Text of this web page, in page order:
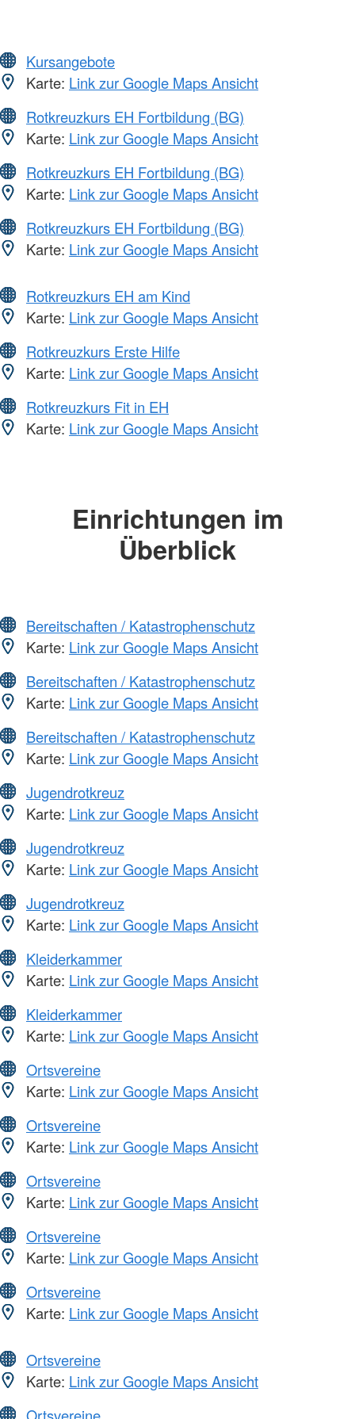
Kursangebote
Karte: Link zur Google Maps Ansicht
Rotkreuzkurs EH Fortbildung (BG)
Karte: Link zur Google Maps Ansicht
Rotkreuzkurs EH Fortbildung (BG)
Karte: Link zur Google Maps Ansicht
Rotkreuzkurs EH Fortbildung (BG)
Karte: Link zur Google Maps Ansicht
Rotkreuzkurs EH am Kind
Karte: Link zur Google Maps Ansicht
Rotkreuzkurs Erste Hilfe
Karte: Link zur Google Maps Ansicht
Rotkreuzkurs Fit in EH
Karte: Link zur Google Maps Ansicht
Einrichtungen im
Überblick
Bereitschaften / Katastrophenschutz
Karte: Link zur Google Maps Ansicht
Bereitschaften / Katastrophenschutz
Karte: Link zur Google Maps Ansicht
Bereitschaften / Katastrophenschutz
Karte: Link zur Google Maps Ansicht
Jugendrotkreuz
Karte: Link zur Google Maps Ansicht
Jugendrotkreuz
Karte: Link zur Google Maps Ansicht
Jugendrotkreuz
Karte: Link zur Google Maps Ansicht
Kleiderkammer
Karte: Link zur Google Maps Ansicht
Kleiderkammer
Karte: Link zur Google Maps Ansicht
Ortsvereine
Karte: Link zur Google Maps Ansicht
Ortsvereine
Karte: Link zur Google Maps Ansicht
Ortsvereine
Karte: Link zur Google Maps Ansicht
Ortsvereine
Karte: Link zur Google Maps Ansicht
Ortsvereine
Karte: Link zur Google Maps Ansicht
Ortsvereine
Karte: Link zur Google Maps Ansicht